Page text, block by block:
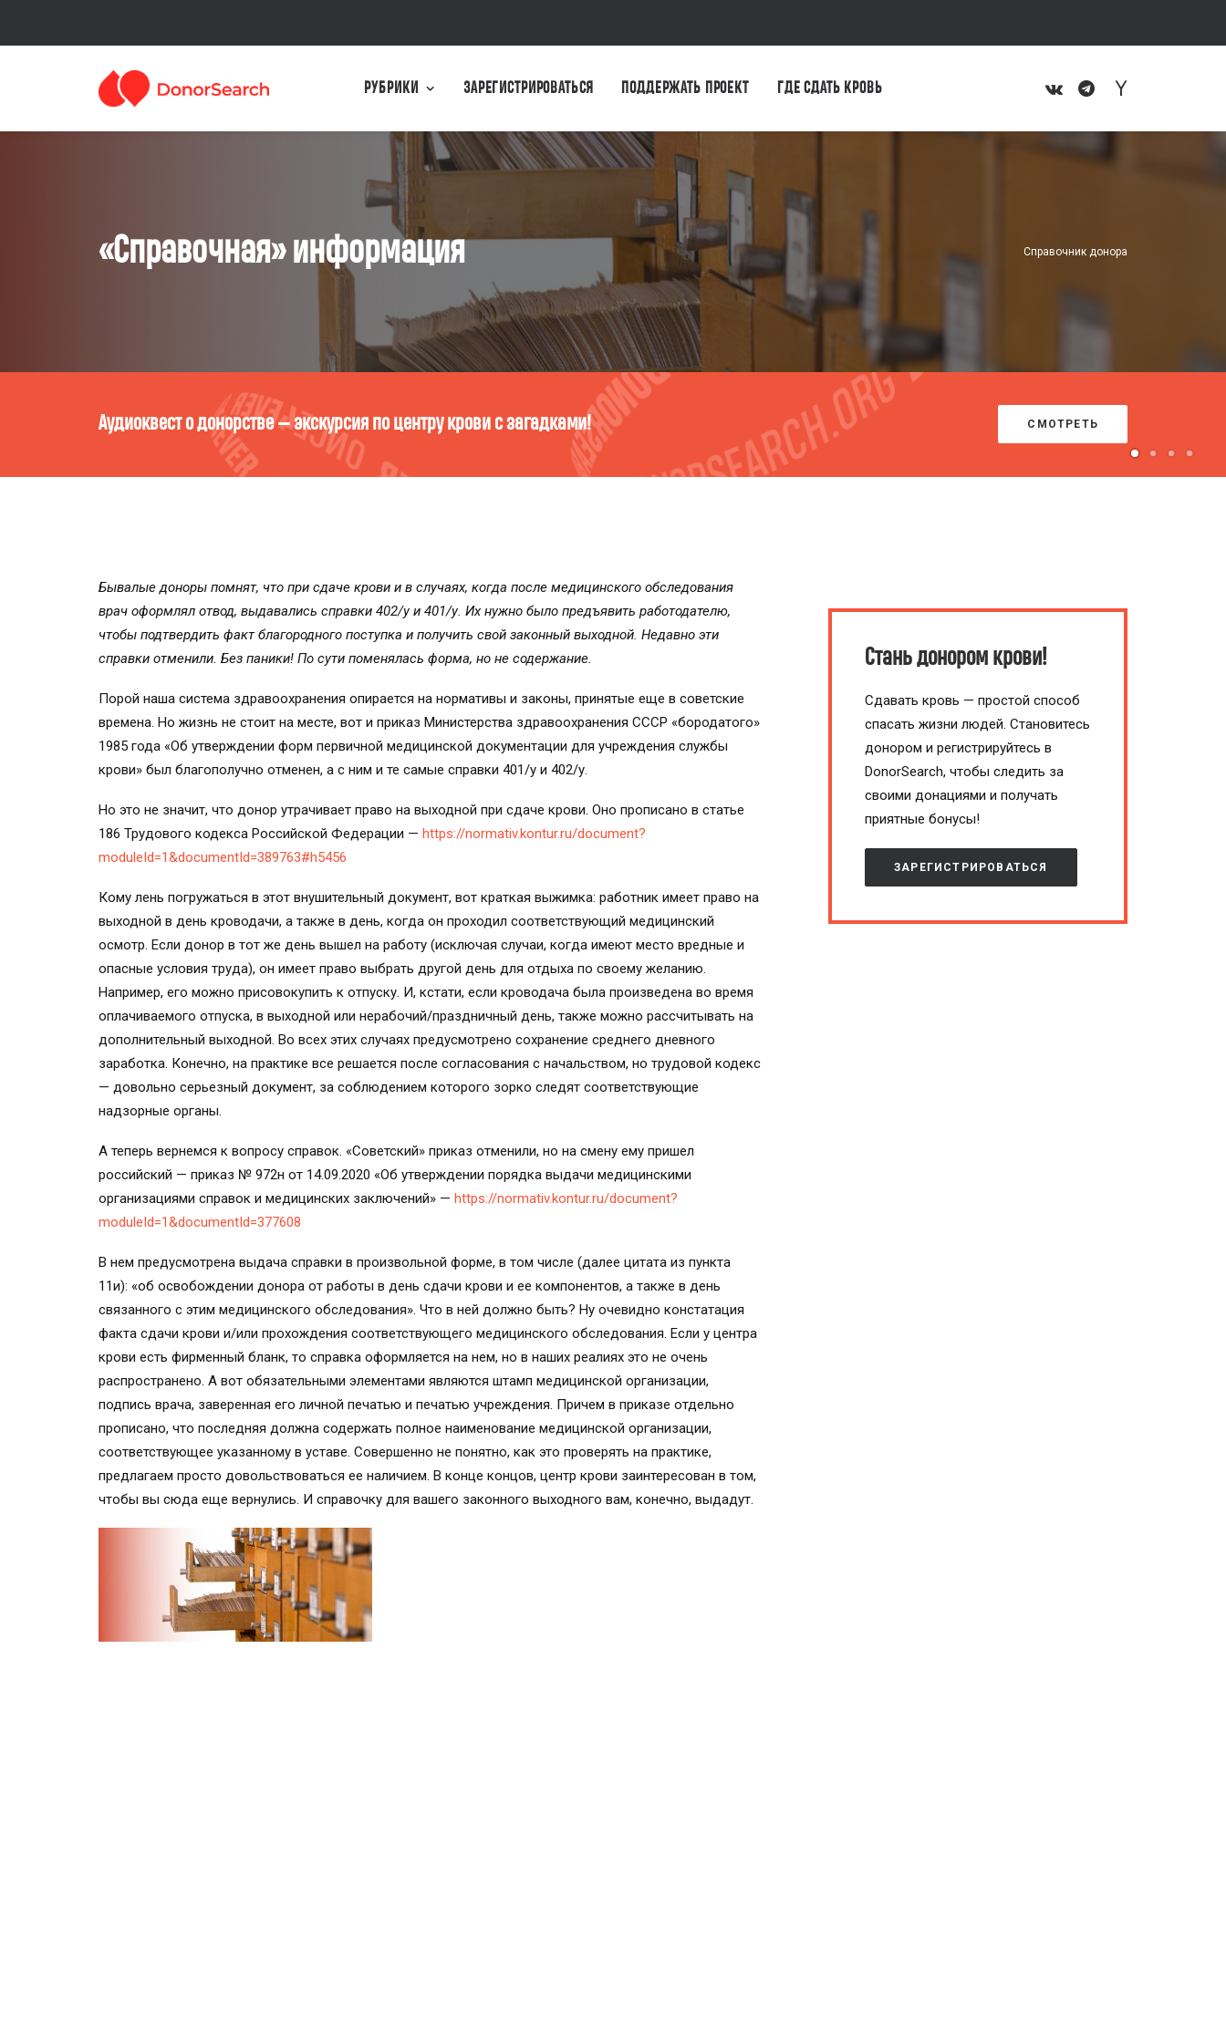
РУБРИКИ ЗАРЕГИСТРИРОВАТЬСЯ ПОДДЕРЖАТЬ ПРОЕКТ ГДЕ СДАТЬ КРОВЬ
«Справочная» информация Справочник донора
Кто ты есть в мире компонентов крови? Пройди тест и узнай! ПРОЙТИ ТЕСТ
Бывалые доноры помнят, что при сдаче крови и в случаях, когда после медицинского обследования
врач оформлял отвод, выдавались справки 402/у и 401/у. Их нужно было предъявить работодателю,
чтобы подтвердить факт благородного поступка и получить свой законный выходной. Недавно эти
справки отменили. Без паники! По сути поменялась форма, но не содержание.
Порой наша система здравоохранения опирается на нормативы и законы, принятые еще в советские
времена. Но жизнь не стоит на месте, вот и приказ Министерства здравоохранения СССР «бородатого»
1985 года «Об утверждении форм первичной медицинской документации для учреждения службы
крови» был благополучно отменен, а с ним и те самые справки 401/у и 402/у.
Но это не значит, что донор утрачивает право на выходной при сдаче крови. Оно прописано в статье
186 Трудового кодекса Российской Федерации — https://normativ.kontur.ru/document?
moduleId=1&documentId=389763#h5456
Кому лень погружаться в этот внушительный документ, вот краткая выжимка: работник имеет право на
выходной в день кроводачи, а также в день, когда он проходил соответствующий медицинский
осмотр. Если донор в тот же день вышел на работу (исключая случаи, когда имеют место вредные и
опасные условия труда), он имеет право выбрать другой день для отдыха по своему желанию.
Например, его можно присовокупить к отпуску. И, кстати, если кроводача была произведена во время
оплачиваемого отпуска, в выходной или нерабочий/праздничный день, также можно рассчитывать на
дополнительный выходной. Во всех этих случаях предусмотрено сохранение среднего дневного
заработка. Конечно, на практике все решается после согласования с начальством, но трудовой кодекс
— довольно серьезный документ, за соблюдением которого зорко следят соответствующие
надзорные органы.
А теперь вернемся к вопросу справок. «Советский» приказ отменили, но на смену ему пришел
российский — приказ № 972н от 14.09.2020 «Об утверждении порядка выдачи медицинскими
организациями справок и медицинских заключений» — https://normativ.kontur.ru/document?
moduleId=1&documentId=377608
В нем предусмотрена выдача справки в произвольной форме, в том числе (далее цитата из пункта
11и): «об освобождении донора от работы в день сдачи крови и ее компонентов, а также в день
связанного с этим медицинского обследования». Что в ней должно быть? Ну очевидно констатация
факта сдачи крови и/или прохождения соответствующего медицинского обследования. Если у центра
крови есть фирменный бланк, то справка оформляется на нем, но в наших реалиях это не очень
распространено. А вот обязательными элементами являются штамп медицинской организации,
подпись врача, заверенная его личной печатью и печатью учреждения. Причем в приказе отдельно
прописано, что последняя должна содержать полное наименование медицинской организации,
соответствующее указанному в уставе. Совершенно не понятно, как это проверять на практике,
предлагаем просто довольствоваться ее наличием. В конце концов, центр крови заинтересован в том,
чтобы вы сюда еще вернулись. И справочку для вашего законного выходного вам, конечно, выдадут.
Стань донором крови!
Сдавать кровь — простой способ
спасать жизни людей. Становитесь
донором и регистрируйтесь в
DonorSearch, чтобы следить за
своими донациями и получать
приятные бонусы!
ЗАРЕГИСТРИРОВАТЬСЯ